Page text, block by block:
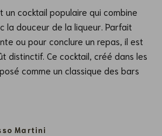
un cocktail populaire qui combine
la douceur de la liqueur. Parfait
ou pour conclure un repas, il est
distinctif. Ce cocktail, créé dans les
comme un classique des bars
Martini